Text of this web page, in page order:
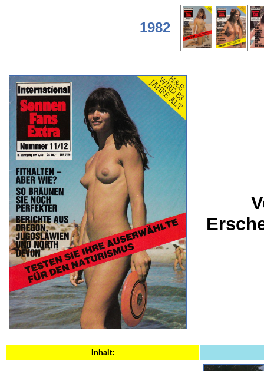
1982
Inhalt: